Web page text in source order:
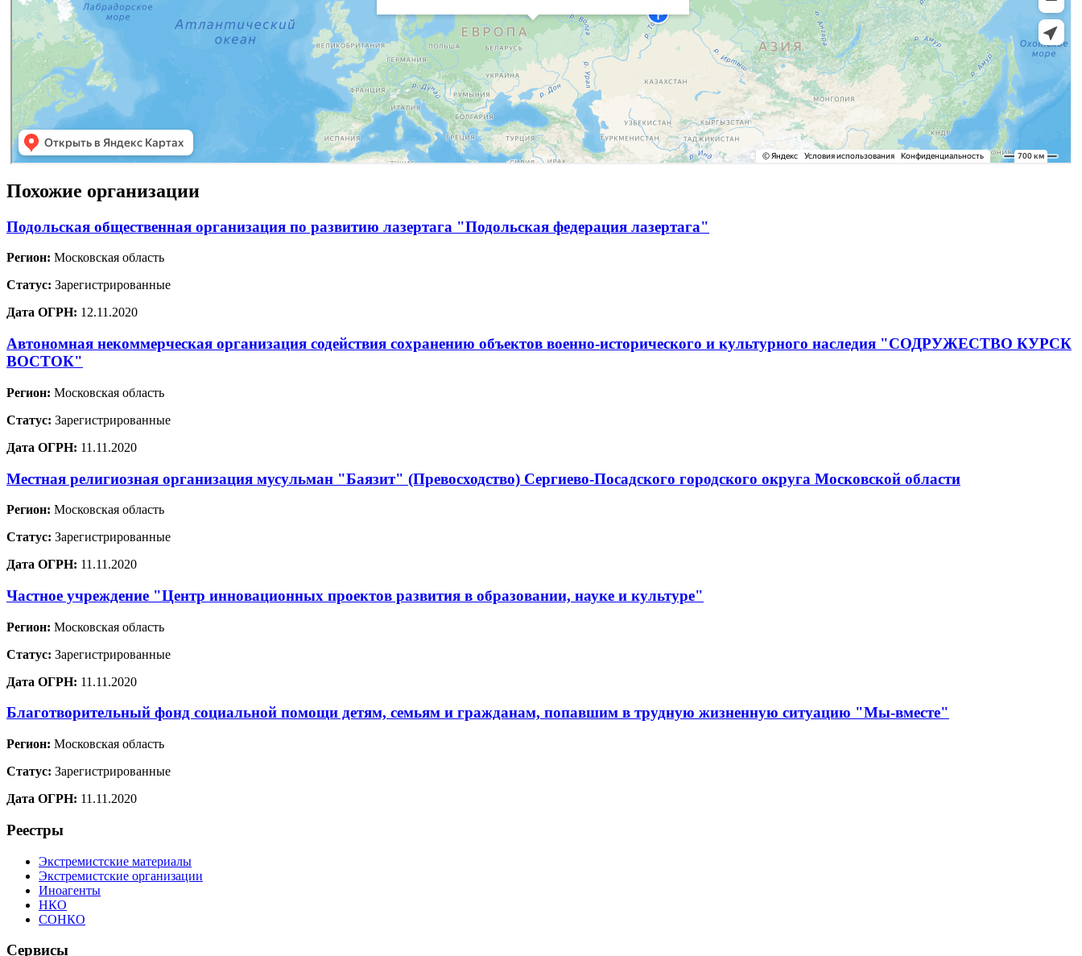
Похожие организации
Подольская общественная организация по развитию лазертага "Подольская федерация лазертага"
Регион: Московская область
Статус: Зарегистрированные
Дата ОГРН: 12.11.2020
Автономная некоммерческая организация содействия сохранению объектов военно-исторического и культурного наследия "СОДРУЖЕСТВО КУРСК
ВОСТОК"
Регион: Московская область
Статус: Зарегистрированные
Дата ОГРН: 11.11.2020
Местная религиозная организация мусульман "Баязит" (Превосходство) Сергиево-Посадского городского округа Московской области
Регион: Московская область
Статус: Зарегистрированные
Дата ОГРН: 11.11.2020
Частное учреждение "Центр инновационных проектов развития в образовании, науке и культуре"
Регион: Московская область
Статус: Зарегистрированные
Дата ОГРН: 11.11.2020
Благотворительный фонд социальной помощи детям, семьям и гражданам, попавшим в трудную жизненную ситуацию "Мы-вместе"
Регион: Московская область
Статус: Зарегистрированные
Дата ОГРН: 11.11.2020
Реестры
Экстремистские материалы
Экстремистские организации
Иноагенты
НКО
СОНКО
Сервисы